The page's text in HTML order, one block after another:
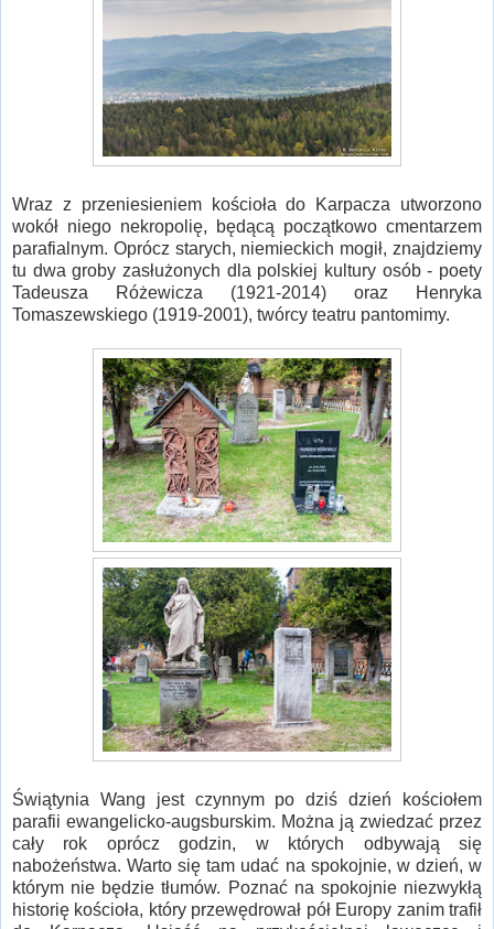
Wraz z przeniesieniem kościoła do Karpacza utworzono
wokół niego nekropolię, będącą początkowo cmentarzem
parafialnym. Oprócz starych, niemieckich mogił, znajdziemy
tu dwa groby zasłużonych dla polskiej kultury osób - poety
Tadeusza Różewicza (1921-2014) oraz Henryka
Tomaszewskiego (1919-2001), twórcy teatru pantomimy.
Świątynia Wang jest czynnym po dziś dzień kościołem
parafii ewangelicko-augsburskim. Można ją zwiedzać przez
cały rok oprócz godzin, w których odbywają się
nabożeństwa. Warto się tam udać na spokojnie, w dzień, w
którym nie będzie tłumów. Poznać na spokojnie niezwykłą
historię kościoła, który przewędrował pół Europy zanim trafił